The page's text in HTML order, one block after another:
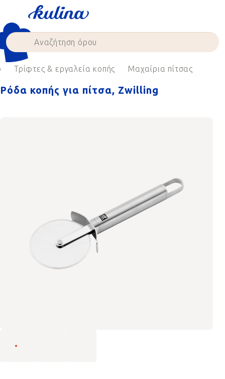
content
Τρίφτες & εργαλεία κοπής Μαχαίρια πίτσας
Ρόδα κοπής για πίτσα, Zwilling